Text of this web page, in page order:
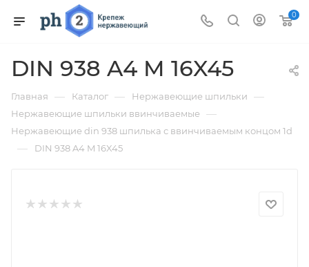
0
DIN 938 A4 M 16X45
Главная — Каталог — Нержавеющие шпильки —
Нержавеющие шпильки ввинчиваемые —
Нержавеющие din 938 шпилька с ввинчиваемым концом 1d
— DIN 938 A4 M 16X45